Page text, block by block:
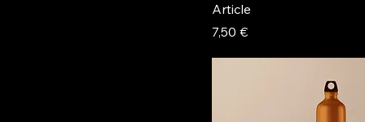
Article
Prix
7,50 €